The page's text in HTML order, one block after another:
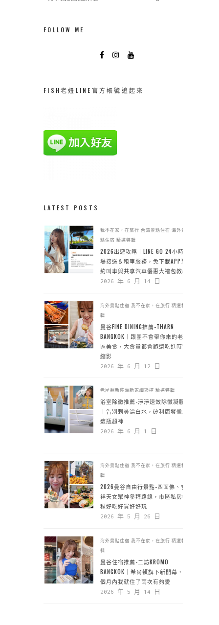
FOLLOW ME
FISH老妞LINE官方帳號追起來
LATEST POSTS
我不在家，在旅行 台灣景點住宿 海外景
點住宿 精選特輯
2026出遊攻略｜LINE GO 24小時機
場接送＆租車服務，免下載APP預
約叫車與共享汽車優惠大禮包教學
2026 年 6 月 14 日
海外景點住宿 我不在家，在旅行 精選特
輯
曼谷FINE DINING推薦-THARN
BANGKOK｜跟團不會帶你來的老城
區美食，大食量都會飽還吃進時空
縮影
2026 年 6 月 12 日
老屋翻新裝潢新家細節控 精選特輯
浴室除黴推薦-淨淨速效除黴凝膠
｜告別刺鼻漂白水，矽利康發黴靠
這瓶超神
2026 年 6 月 1 日
海外景點住宿 我不在家，在旅行 精選特
輯
2026曼谷自由行景點-四面佛、吉
祥天女眾神參拜路線，市區私房行
程好吃好買好好玩
2026 年 5 月 26 日
海外景點住宿 我不在家，在旅行 精選特
輯
曼谷住宿推薦-二訪KROMO
BANGKOK｜希爾頓旗下新開幕，一
個月內我就住了兩次有夠愛
2026 年 5 月 14 日